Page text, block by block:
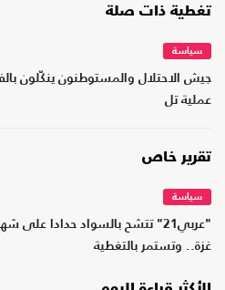
تغطية ذات صلة
سياسة
جيش الاحتلال والمستوطنون ينكّلون
عملية تل
تقرير خاص
سياسة
"عربي21" تتشح بالسواد حدادا
غزة.. وتستمر بالتغطية